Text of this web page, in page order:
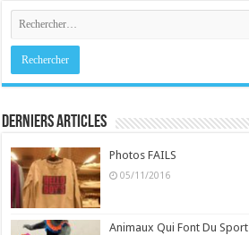
Derniers Articles
Photos FAILS
05/11/2016
Animaux Qui Font Du Sport